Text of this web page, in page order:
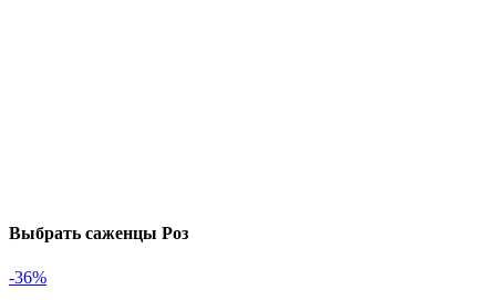
Выбрать саженцы Роз
-36%